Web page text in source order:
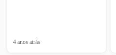
4 anos atrás